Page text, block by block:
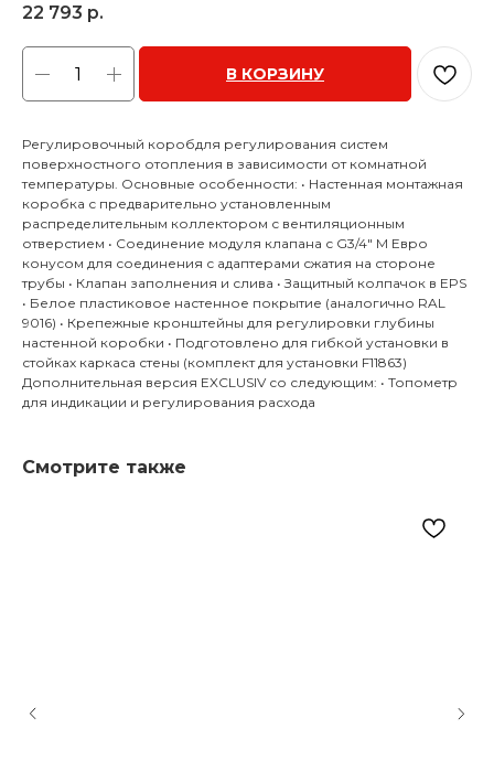
22 793 р.
В КОРЗИНУ
Регулировочный коробдля регулирования систем
поверхностного отопления в зависимости от комнатной
температуры. Основные особенности: • Настенная монтажная
коробка с предварительно установленным
распределительным коллектором с вентиляционным
отверстием • Соединение модуля клапана с G3/4" M Евро
конусом для соединения с адаптерами сжатия на стороне
трубы • Клапан заполнения и слива • Защитный колпачок в EPS
• Белое пластиковое настенное покрытие (аналогично RAL
9016) • Крепежные кронштейны для регулировки глубины
настенной коробки • Подготовлено для гибкой установки в
стойках каркаса стены (комплект для установки F11863)
Дополнительная версия EXCLUSIV со следующим: • Топометр
для индикации и регулирования расхода
Смотрите также